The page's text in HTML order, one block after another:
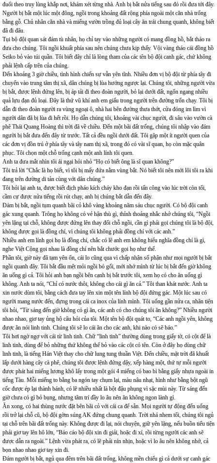
đuổi theo truy lùng khắp nơi, khám xét từng nhà. Anh bị bắt nửa tiếng sau đó rồi đưa tới đây.
Người bị bắt một lúc một đông, ngồi trong khoảng đất rộng phía ngoài một căn nhà trống
bằng gỗ. Chủ nhân căn nhà và miếng vườn trồng đủ loại cây ăn trái chung quanh, không biết
đã đi đâu.
Tụi bộ đội quan sát đám tù nhân, họ chỉ tay vào những người có mang đồng hồ, bắt tháo ra
đưa cho chúng. Tôi ngồi khuất phía sau nên chúng chưa kịp thấy. Vội vàng tháo cái đồng hồ
Seiko bỏ vào túi quần. Tôi biết đây chỉ là lòng tham của các tên bộ đội canh gác, chứ không
phải lệnh cấp trên của chúng.
Đến khoảng 3 giờ chiều, tình hình chiến sự vẫn yên tĩnh. Nhiều đơn vị bộ đội từ phía tây đi
chuyển vào trung tâm thị xã, dân chúng bị lùa hướng ngược lại. Chúng tôi, những người vừa
bị bắt, được lệnh đứng lên, bị áp tải đi theo đoàn người, bỏ lại dưới đất, ngổn ngang nhiều
quả lựu đạn đủ loại. Đây là thứ vũ khí anh em giấu trong người trên đường trốn chạy. Tôi bị
dẫn đi theo đoàn người ra vùng ngoại ô, nhà hai bên đường thưa thớt, cửa đóng im lìm vì
người dân đã bị lùa đi hết rồi. Họ dẫn chúng tôi, khoảng vài chục người, đi sâu vào vườn cà
phê Thái Quang Hoàng thì trời đã về chiều. Đến một bãi đất trống, chúng tôi nhập vào đám
người bị bắt đưa đến đây từ trước. Tất cả đều ngồi dưới đất. Tôi gặp một ít người quen của
các đơn vị đồn trú ở phía tây và tây nam thị xã, trong đó có vài sĩ quan, họ còn mặc quân
phục. Tôi chọn một chỗ trống cạnh một anh lính tôi quen.
Anh ta đưa mắt nhìn tôi ái ngại hỏi nhỏ “Họ có biết ông là sĩ quan không?”
Tôi trả lời “Chắc là họ biết, vì tôi bị mấy đứa nằm vùng bắt. Nó biết tôi nên mới lôi tôi ra khi
đang trên đường di tản cùng với dân chúng.”
Tôi hỏi lại anh ta, được biết địch pháo kích cháy kho đạn rồi tấn công vào lúc trời còn tối,
cầm cự được nửa tiếng rồi rút chạy, anh bị chúng bắt dẫn đến đây.
Đám bị bắt, ngồi tụm quanh bãi cỏ khô vàng khoảng năm sáu chục người. Có bộ đội canh
gác xung quanh. Trông họ không có vẻ hận thù gì, thỉnh thoảng nhắc nhở chúng tôi, “Ngồi
yên lặng tại chỗ, không được đứng lên thay đổi chỗ ngồi, cần gì phải gọi chúng tôi là bộ đội,
không được gọi là đồng chí, vì chúng tôi không phải đồng chí với các anh.”
Nhiều anh em lính gọi họ là đồng chí, chắc có lẽ anh em không hiểu nghĩa đồng chí là gì,
nghe Việt Cộng gọi nhau là đồng chí nên bắt chước gọi họ như thế.
Phần tôi, giờ này đã tạm yên ổn, cái lo cũng qua vì chấp nhận số phận như mọi người bị bắt
ngồi quanh đây. Tôi bắt đầu mệt mỏi ngồi bó gối, mới nhớ mình từ lúc bị bắt đến giờ không
ăn uống gì cả. Tôi hỏi anh bạn ngồi bên cạnh bị bắt trước tôi, xem họ có cho ăn uống gì
không. Anh ta nói, “Chỉ có nước thôi, không cho cái gì ăn cả.” Tôi than khát nước. Anh ta
xin nước dùm tôi, bằng cách đưa tay lên xin một tên lính bộ đội đứng gác. Một lúc sau có
người mang nước đến, đựng trong cái ca inox của lính mình. Tôi uống gần nửa ca, nhân tiện
tôi hỏi, “Từ sáng đến giờ không có gì ăn, các anh có cho chúng tôi ăn không?” Nhiều người
nhao nhao, giơ tay ủng hộ câu hỏi của tôi. Một tên bộ đội quát to, “Các anh ngồi yên, không
được ăn nói linh tinh. Chúng tôi sẽ lo cái ăn cho các anh, khi nào có sẽ báo.”
Tôi hơi ngờ ngợ với cái từ linh tinh. Chữ “linh tinh” thường dùng trong giấy tờ, có cột để là
linh tinh, dùng để bỏ những thứ không thể bỏ vào các cột có tên. Còn ở đây họ dùng chữ
linh tinh, là tiếng Hán Việt thay cho chữ lung tung thuần Việt. Đến chiều, mặt trời đã khuất
lấp dưới hàng cây cà phê, chúng tôi được lệnh đứng dậy, xếp hàng một, thứ tự mỗi người
được phát hai miếng lương khô lấy trong một gói 4 miếng có bao bì bằng giấy nhựa ngoài in
tiếng Tàu. Mỗi miếng to bằng ba ngón tay chụm lại, màu nâu nhạt, hình như bằng bột ngũ
cốc được ép lại thành bánh, có lẽ nhiều nhất là bột đậu phụng vì sặc mùi này. Từ sáng đến
giờ chưa có gì bỏ bụng, nhưng tâm trí đầy lo âu nên ăn không ngon lành gì.
Ăn xong, có hai thùng nước đặt bên bãi cỏ với cái ca để sẵn. Mọi người tự động đến uống
rồi trở lại chỗ cũ, bộ đội gờm súng AK đứng chung quanh. Trời nhá nhem tối, chúng tôi ngủ
tại chỗ trên bãi đất trống này. Không được đi lại, nói chuyện, giữ yên lặng, nếu buồn tiểu tiện
phải giơ tay lên hô lớn, “Báo cáo bộ đội xin đi giải, hoặc đi xí, rồi từng người các anh sẽ
được dẫn ra ngoài.” Lệnh vừa phát ra, có lẽ phải nín nhịn, hoặc vì lo âu nên không nhớ, cả
bọn nhao nhao giơ tay xin đi.
Đám người bị bắt, ngủ qua đêm trên bãi đất trống, không mền chiếu gì cả dưới sự canh gác